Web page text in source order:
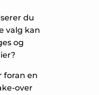
du
valg kan
og
foran en
over